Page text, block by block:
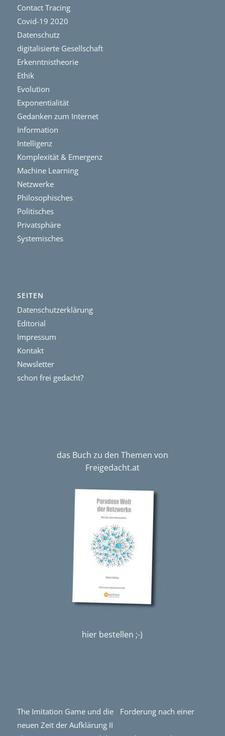
Contact Tracing
Covid-19 2020
Datenschutz
digitalisierte Gesellschaft
Erkenntnistheorie
Ethik
Evolution
Exponentialität
Gedanken zum Internet
Information
Intelligenz
Komplexität & Emergenz
Machine Learning
Netzwerke
Philosophisches
Politisches
Privatsphäre
Systemisches
SEITEN
Datenschutzerklärung
Editorial
Impressum
Kontakt
Newsletter
schon frei gedacht?
das Buch zu den Themen von
Freigedacht.at
hier bestellen ;-)
The Imitation Game und die Forderung nach einer
neuen Zeit der Aufklärung II